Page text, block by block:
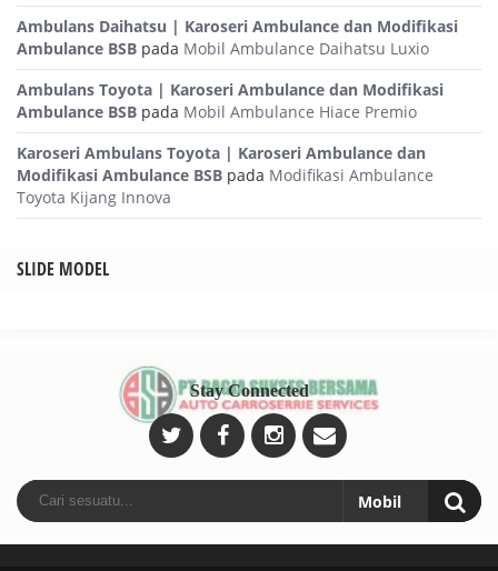
Ambulans Daihatsu | Karoseri Ambulance dan Modifikasi
Ambulance BSB pada Mobil Ambulance Daihatsu Luxio
Ambulans Toyota | Karoseri Ambulance dan Modifikasi
Ambulance BSB pada Mobil Ambulance Hiace Premio
Karoseri Ambulans Toyota | Karoseri Ambulance dan
Modifikasi Ambulance BSB pada Modifikasi Ambulance
Toyota Kijang Innova
SLIDE MODEL
Stay Connected